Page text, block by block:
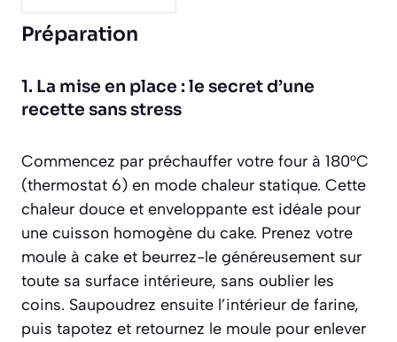
Préparation
1. La mise en place : le secret d’une
recette sans stress
Commencez par préchauffer votre four à 180°C
(thermostat 6) en mode chaleur statique. Cette
chaleur douce et enveloppante est idéale pour
une cuisson homogène du cake. Prenez votre
moule à cake et beurrez-le généreusement sur
toute sa surface intérieure, sans oublier les
coins. Saupoudrez ensuite l’intérieur de farine,
puis tapotez et retournez le moule pour enlever